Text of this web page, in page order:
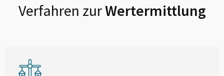
Verfahren zurWertermittlung